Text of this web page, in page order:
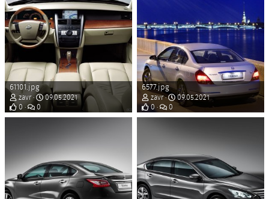
61101.jpg
zavr
09.05.2021
0
0
6577.jpg
zavr
09.05.2021
0
0